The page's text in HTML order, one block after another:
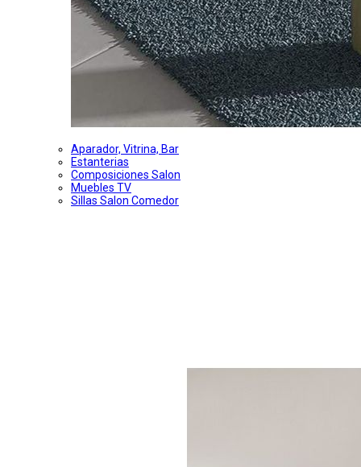
Aparador, Vitrina, Bar
Estanterias
Composiciones Salon
Muebles TV
Sillas Salon Comedor